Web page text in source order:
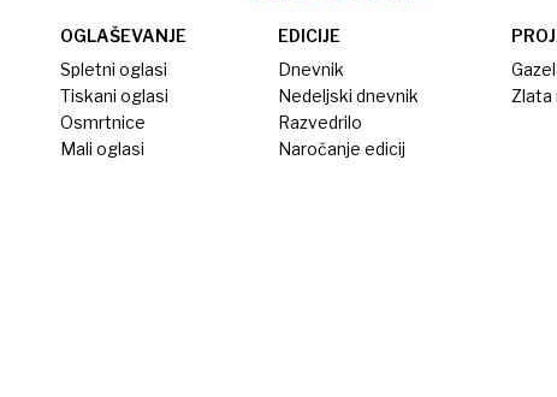
OGLAŠEVANJE
Spletni oglasi
Tiskani oglasi
Osmrtnice
Mali oglasi
EDICIJE
Dnevnik
Nedeljski dnevnik
Razvedrilo
Naročanje edicij
Zlata